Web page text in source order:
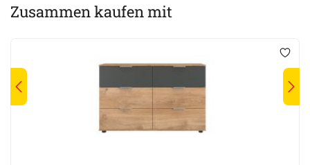
Zusammen kaufen mit